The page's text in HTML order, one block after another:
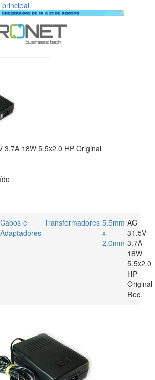
3.7A 18W 5.5x2.0 HP Original
Cabos e
Adaptadores
Transformadores 5.5mm
x
2.0mm
AC
31.5V
3.7A
18W
5.5x2.0
HP
Original
Rec.